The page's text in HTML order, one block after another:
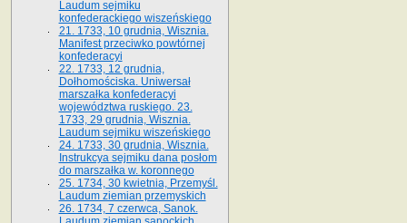
Laudum sejmiku
konfederackiego wiszeńskiego
21. 1733, 10 grudnia, Wisznia.
Manifest przeciwko powtórnej
konfederacyi
22. 1733, 12 grudnia,
Dołhomościska. Uniwersał
marszałka konfederacyi
województwa ruskiego. 23.
1733, 29 grudnia, Wisznia.
Laudum sejmiku wiszeńskiego
24. 1733, 30 grudnia, Wisznia.
Instrukcya sejmiku dana posłom
do marszałka w. koronnego
25. 1734, 30 kwietnia, Przemyśl.
Laudum ziemian przemyskich
26. 1734, 7 czerwca, Sanok.